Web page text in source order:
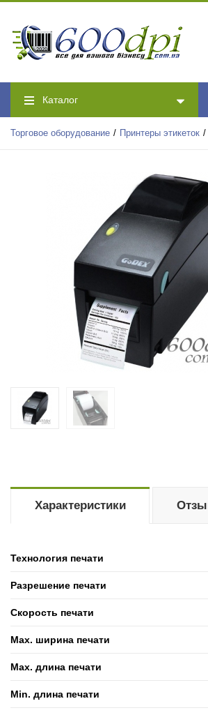
Каталог
Торговое оборудование Принтеры этикеток
Характеристики
Технология печати
Разрешение печати
Скорость печати
Max. ширина печати
Max. длина печати
Min. длина печати